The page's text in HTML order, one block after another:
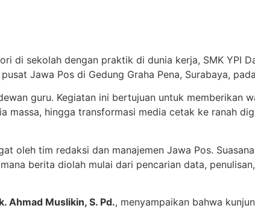
di sekolah dengan praktik di dunia kerja, SMK YPI
Jawa Pos di Gedung Graha Pena, Surabaya,
guru. Kegiatan ini bertujuan untuk memberikan
massa, hingga transformasi media cetak ke ranah
oleh tim redaksi dan manajemen Jawa Pos.
berita diolah mulai dari pencarian data,
Ahmad Muslikin, S. Pd., menyampaikan bahwa